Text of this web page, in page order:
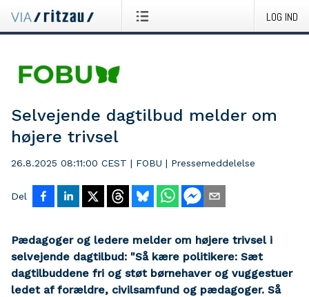
LOG IND
Selvejende dagtilbud melder om
højere trivsel
26.8.2025 08:11:00 CEST | FOBU | Pressemeddelelse
Del
Pædagoger og ledere melder om højere trivsel i
selvejende dagtilbud: "Så kære politikere: Sæt
dagtilbuddene fri og støt børnehaver og vuggestuer
ledet af forældre, civilsamfund og pædagoger. Så